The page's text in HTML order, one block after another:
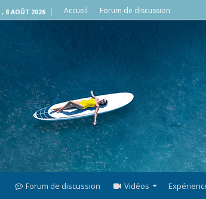
, 8 AOÛT 2026 Accueil Forum de discussion
Forum de discussion Vidéos